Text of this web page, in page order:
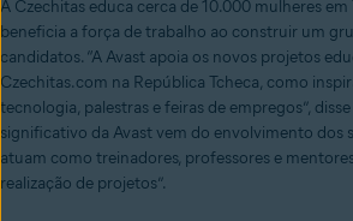
A Czechitas educa cerca de 10.000 mulheres
beneficia a força de trabalho ao construir um
candidatos. “A Avast apoia os novos projetos
Czechitas.com na República Tcheca, como
tecnologia, palestras e feiras de empregos”,
significativo da Avast vem do envolvimento dos
atuam como treinadores, professores e
realização de projetos”.